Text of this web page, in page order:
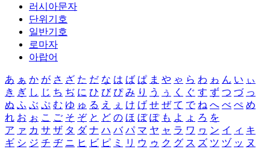
러시아문자
단위기호
일반기호
로마자
아랍어
あ ぁ か が さ ざ た だ な は ば ぱ ま や ゃ ら わ ゎ ん い ぃ
き ぎ し じ ち ぢ に ひ び ぴ み り う ぅ く ぐ す ず つ づ っ
ぬ ふ ぶ ぷ む ゆ ゅ る え ぇ け げ せ ぜ て で ね へ べ ぺ め
れ お ぉ こ ご そ ぞ と ど の ほ ぼ ぽ も よ ょ ろ を
ア ァ カ サ ザ タ ダ ナ ハ バ パ マ ヤ ャ ラ ワ ヮ ン イ ィ キ
ギ シ ジ チ ヂ ニ ヒ ビ ピ ミ リ ウ ゥ ク グ ス ズ ツ ヅ ッ ヌ